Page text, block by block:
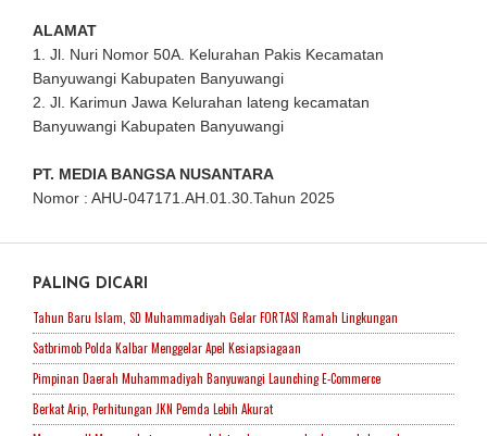
ALAMAT
1. Jl. Nuri Nomor 50A. Kelurahan Pakis Kecamatan
Banyuwangi Kabupaten Banyuwangi
2. Jl. Karimun Jawa Kelurahan lateng kecamatan
Banyuwangi Kabupaten Banyuwangi
PT. MEDIA BANGSA NUSANTARA
Nomor : AHU-047171.AH.01.30.Tahun 2025
PALING DICARI
Tahun Baru Islam, SD Muhammadiyah Gelar FORTASI Ramah Lingkungan
Satbrimob Polda Kalbar Menggelar Apel Kesiapsiagaan
Pimpinan Daerah Muhammadiyah Banyuwangi Launching E-Commerce
Berkat Arip, Perhitungan JKN Pemda Lebih Akurat